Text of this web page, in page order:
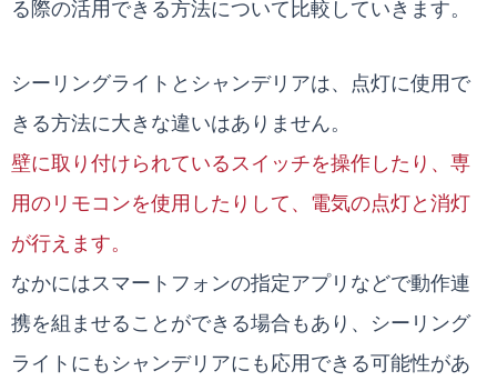
る際の活用できる方法について比較していきます。
シーリングライトとシャンデリアは、点灯に使用で
きる方法に大きな違いはありません。
壁に取り付けられているスイッチを操作したり、専
用のリモコンを使用したりして、電気の点灯と消灯
が行えます。
なかにはスマートフォンの指定アプリなどで動作連
携を組ませることができる場合もあり、シーリング
ライトにもシャンデリアにも応用できる可能性があ